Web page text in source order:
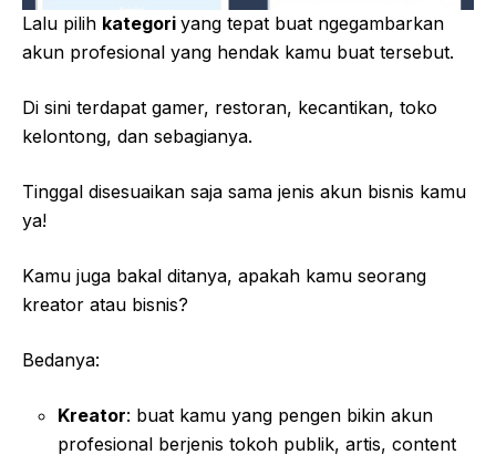
Lalu pilih kategori yang tepat buat ngegambarkan
akun profesional yang hendak kamu buat tersebut.
Di sini terdapat gamer, restoran, kecantikan, toko
kelontong, dan sebagianya.
Tinggal disesuaikan saja sama jenis akun bisnis kamu
ya!
Kamu juga bakal ditanya, apakah kamu seorang
kreator atau bisnis?
Bedanya:
Kreator: buat kamu yang pengen bikin akun
profesional berjenis tokoh publik, artis, content